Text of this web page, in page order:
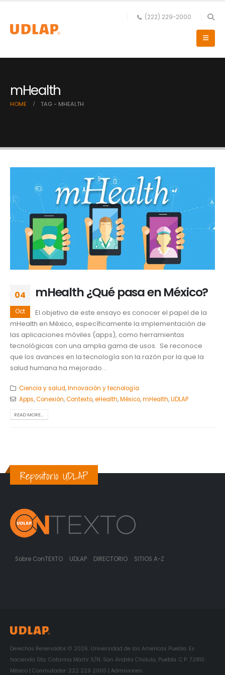
(222) 229-2000
mHealth
HOME TAG - MHEALTH
04
Oct
mHealth ¿Qué pasa en México?
El objetivo de este ensayo es conocer el papel de la
mHealth en México, específicamente la implementación de
las aplicaciones móviles (apps), como herramientas
tecnológicas con una amplia gama de usos. Se reconoce
que los avances en la tecnología son la razón por la que la
salud humana ha mejorado...
Ciencia y salud,Innovación y tecnología
Apps,Conexión,Contexto,eHealth,México,mHealth,UDLAP
READ MORE...
Repositorio UDLAP
Sobre ConTEXTO UDLAP DIRECTORIO SITIOS A-Z
Derechos Reservados © 2026. Universidad de las Américas Puebla. Ex
hacienda Sta. Catarina Mártir S/N. San Andrés Cholula, Puebla. C.P. 72810.
México | Conmutador: 222 229 2000 | Admisiones: